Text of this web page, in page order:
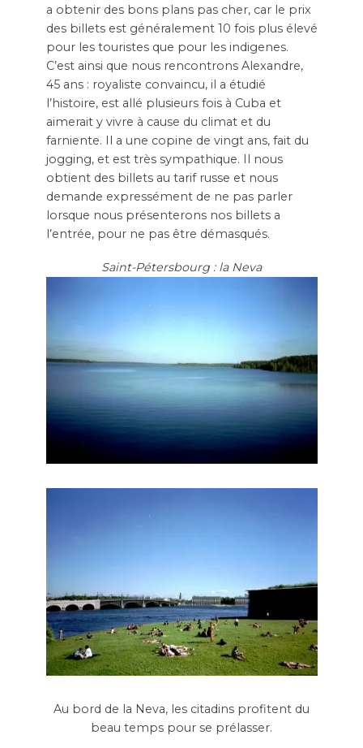
a obtenir des bons plans pas cher, car le prix
des billets est généralement 10 fois plus élevé
pour les touristes que pour les indigenes.
C’est ainsi que nous rencontrons Alexandre,
45 ans : royaliste convaincu, il a étudié
l’histoire, est allé plusieurs fois à Cuba et
aimerait y vivre à cause du climat et du
farniente. Il a une copine de vingt ans, fait du
jogging, et est très sympathique. Il nous
obtient des billets au tarif russe et nous
demande expressément de ne pas parler
lorsque nous présenterons nos billets a
l’entrée, pour ne pas être démasqués.
Saint-Pétersbourg : la Neva
Au bord de la Neva, les citadins profitent du
beau temps pour se prélasser.